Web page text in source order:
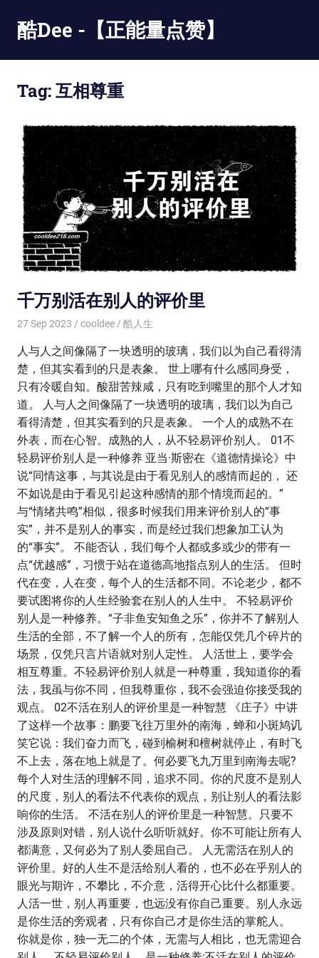
content
酷Dee -【正能量点赞】
最
有
更
酷
Tag:互相尊重
千万别活在别人的评价里
27 Sep 2023 cooldee 酷人生
人与人之间像隔了一块透明的玻璃，我们以为自己看得清
楚，但其实看到的只是表象。 世上哪有什么感同身受，
只有冷暖自知。酸甜苦辣咸，只有吃到嘴里的那个人才知
道。 人与人之间像隔了一块透明的玻璃，我们以为自己
看得清楚，但其实看到的只是表象。 一个人的成熟不在
外表，而在心智。成熟的人，从不轻易评价别人。 01不
轻易评价别人是一种修养 亚当·斯密在《道德情操论》中
说“同情这事，与其说是由于看见别人的感情而起的， 还
不如说是由于看见引起这种感情的那个情境而起的。”
与“情绪共鸣”相似，很多时候我们用来评价别人的“事
实”，并不是别人的事实，而是经过我们想象加工认为
的“事实”。 不能否认，我们每个人都或多或少的带有一
点“优越感”，习惯于站在道德高地指点别人的生活。 但时
代在变，人在变，每个人的生活都不同。不论老少，都不
要试图将你的人生经验套在别人的人生中。 不轻易评价
别人是一种修养。“子非鱼安知鱼之乐”，你并不了解别人
生活的全部，不了解一个人的所有，怎能仅凭几个碎片的
场景，仅凭只言片语就对别人定性。 人活世上，要学会
相互尊重。不轻易评价别人就是一种尊重，我知道你的看
法，我虽与你不同，但我尊重你，我不会强迫你接受我的
观点。 02不活在别人的评价里是一种智慧 《庄子》中讲
了这样一个故事：鹏要飞往万里外的南海，蝉和小斑鸠讥
笑它说：我们奋力而飞，碰到榆树和檀树就停止，有时飞
不上去，落在地上就是了。何必要飞九万里到南海去呢?
每个人对生活的理解不同，追求不同。你的尺度不是别人
的尺度，别人的看法不代表你的观点，别让别人的看法影
响你的生活。 不活在别人的评价里是一种智慧。只要不
涉及原则对错，别人说什么听听就好。你不可能让所有人
都满意，又何必为了别人委屈自己。 人无需活在别人的
评价里。好的人生不是活给别人看的，也不必在乎别人的
眼光与期许，不攀比，不介意，活得开心比什么都重要。
人活一世，别人再重要，也远没有你自己重要。别人永远
是你生活的旁观者，只有你自己才是你生活的掌舵人。
你就是你，独一无二的个体，无需与人相比，也无需迎合